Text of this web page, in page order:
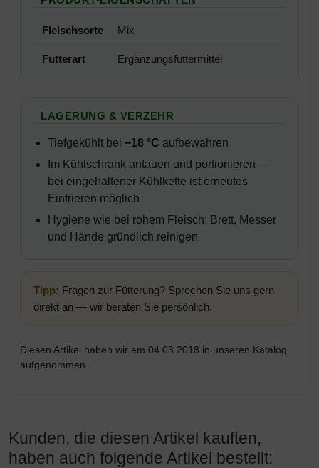
Fleischsorte Mix
Futterart Ergänzungsfuttermittel
LAGERUNG & VERZEHR
Tiefgekühlt bei −18 °C aufbewahren
Im Kühlschrank antauen und portionieren —
bei eingehaltener Kühlkette ist erneutes
Einfrieren möglich
Hygiene wie bei rohem Fleisch: Brett, Messer
und Hände gründlich reinigen
Tipp: Fragen zur Fütterung? Sprechen Sie uns gern
direkt an — wir beraten Sie persönlich.
Diesen Artikel haben wir am 04.03.2018 in unseren Katalog
aufgenommen.
Kunden, die diesen Artikel kauften,
haben auch folgende Artikel bestellt: